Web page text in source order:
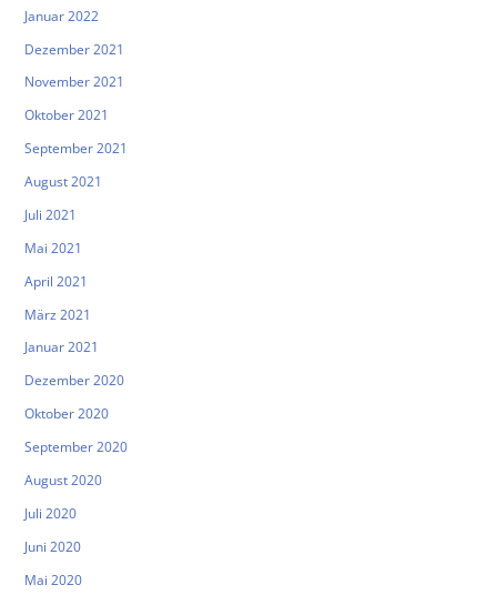
Januar 2022
Dezember 2021
November 2021
Oktober 2021
September 2021
August 2021
Juli 2021
Mai 2021
April 2021
März 2021
Januar 2021
Dezember 2020
Oktober 2020
September 2020
August 2020
Juli 2020
Juni 2020
Mai 2020